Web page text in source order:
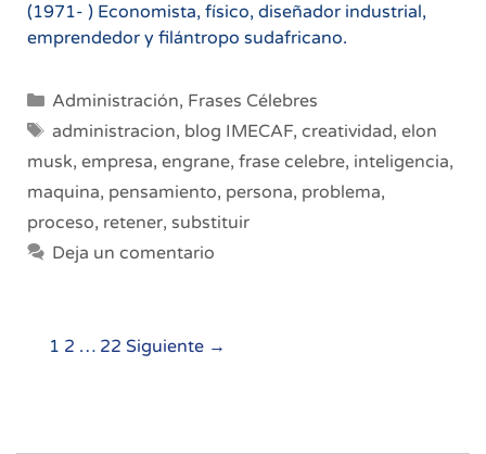
(1971- ) Economista, físico, diseñador industrial,
emprendedor y filántropo sudafricano.
Categorías
Administración, Frases Célebres
Etiquetas
administracion, blog IMECAF, creatividad, elon
musk, empresa, engrane, frase celebre, inteligencia,
maquina, pensamiento, persona, problema,
proceso, retener, substituir
Deja un comentario
Navegación
1 2 … 22 Siguiente →